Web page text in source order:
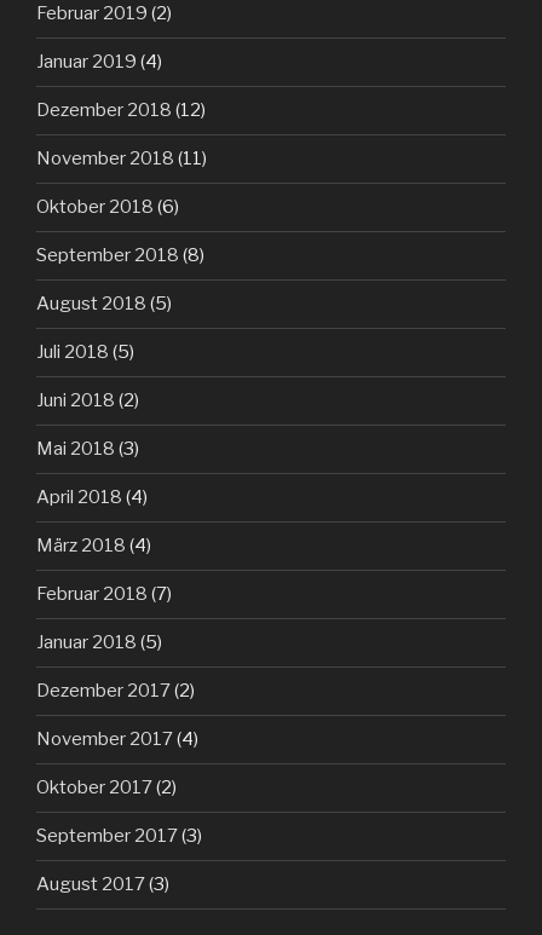
Februar 2019 (2)
Januar 2019 (4)
Dezember 2018 (12)
November 2018 (11)
Oktober 2018 (6)
September 2018 (8)
August 2018 (5)
Juli 2018 (5)
Juni 2018 (2)
Mai 2018 (3)
April 2018 (4)
März 2018 (4)
Februar 2018 (7)
Januar 2018 (5)
Dezember 2017(2)
November 2017(4)
Oktober 2017(2)
September 2017(3)
August 2017(3)